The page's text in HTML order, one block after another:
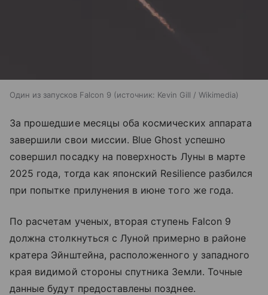
Один из запусков Falcon 9 источник: Kevin Gill / Wikimedia
За прошедшие месяцы оба космических аппарата
завершили свои миссии. Blue Ghost успешно
совершил посадку на поверхность Луны в марте
2025 года, тогда как японский Resilience разбился
при попытке прилунения в июне того же года.
По расчетам ученых, вторая ступень Falcon 9
должна столкнуться с Луной примерно в районе
кратера Эйнштейна, расположенного у западного
края видимой стороны спутника Земли. Точные
данные будут предоставлены позднее.